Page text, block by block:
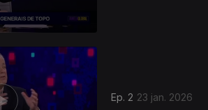
Ep. 2 23 jan. 2026